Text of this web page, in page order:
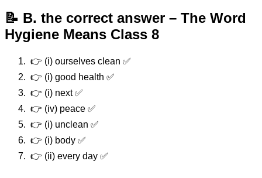
📝 B. the correct answer – The Word
Hygiene Means Class 8
👉 (i) ourselves clean ✅
👉 (i) good health ✅
👉 (i) next ✅
👉 (iv) peace ✅
👉 (i) unclean ✅
👉 (i) body ✅
👉 (ii) every day ✅